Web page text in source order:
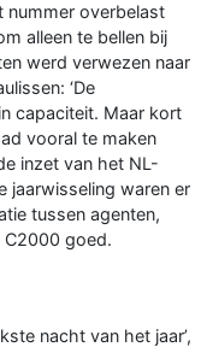
nummer overbelast
alleen te bellen bij
werd verwezen naar
‘De
capaciteit. Maar kort
vooral te maken
inzet van het NL-
jaarwisseling waren er
tussen agenten,
C2000 goed.
nacht van het jaar’,